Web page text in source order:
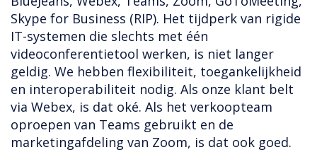
Skype for Business (RIP). Het tijdperk van rigide
IT-systemen die slechts met één
videoconferentietool werken, is niet langer
geldig. We hebben flexibiliteit, toegankelijkheid
en interoperabiliteit nodig. Als onze klant belt
via Webex, is dat oké. Als het verkoopteam
oproepen van Teams gebruikt en de
marketingafdeling van Zoom, is dat ook goed.